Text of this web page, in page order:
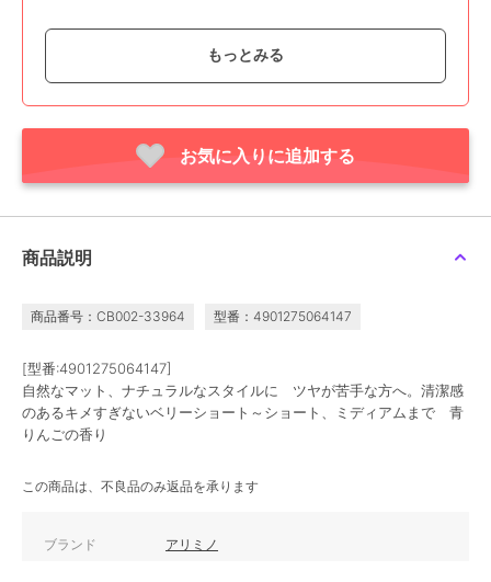
アリミノ
Men ハード バーム
アリミノ
ワックス
アリミノ
Men ハード ミルク
アリミノ
ピース ウェットオイル
Men ハードスプレー
もっとみる
お気に入りに追加する
商品説明
商品番号：CB002-33964 型番：4901275064147
[型番:4901275064147]
自然なマット、ナチュラルなスタイルに ツヤが苦手な方へ。清潔感
のあるキメすぎないベリーショート～ショート、ミディアムまで 青
りんごの香り
この商品は、不良品のみ返品を承ります
ブランド アリミノ